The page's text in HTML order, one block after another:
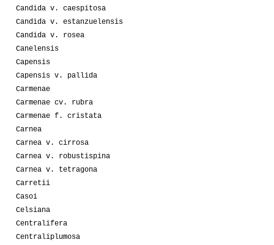
Candida v. caespitosa
Candida v. estanzuelensis
Candida v. rosea
Canelensis
Capensis
Capensis v. pallida
Carmenae
Carmenae cv. rubra
Carmenae f. cristata
Carnea
Carnea v. cirrosa
Carnea v. robustispina
Carnea v. tetragona
Carretii
Casoi
Celsiana
Centralifera
Centraliplumosa